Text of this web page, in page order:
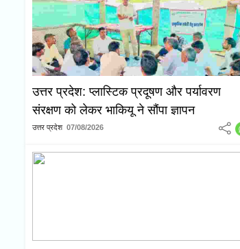
उत्तर प्रदेश: प्लास्टिक प्रदूषण और पर्यावरण
संरक्षण को लेकर भाकियू ने सौंपा ज्ञापन
उत्तर प्रदेश 07/08/2026